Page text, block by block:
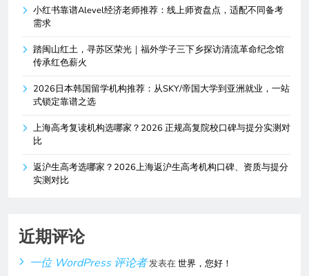
小红书靠谱Alevel经济老师推荐：线上师资盘点，适配不同备考
需求
踏闽山红土，寻苏区荣光｜福外学子三下乡探访清流革命纪念馆
传承红色薪火
2026日本韩国留学机构推荐：从SKY/帝国大学到亚洲就业，一站
式锁定靠谱之选
上海高考复读机构选哪家？2026 正规高复院校口碑与提分实测对
比
返沪生高考选哪家？2026上海返沪生高考机构口碑、资质与提分
实测对比
近期评论
一位 WordPress 评论者发表在世界，您好！